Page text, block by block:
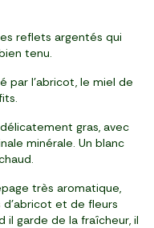
reflets argentés qui
tenu.
par l’abricot, le miel de
gras, avec
minérale. Un blanc
très aromatique,
et de fleurs
il garde de la fraîcheur, il